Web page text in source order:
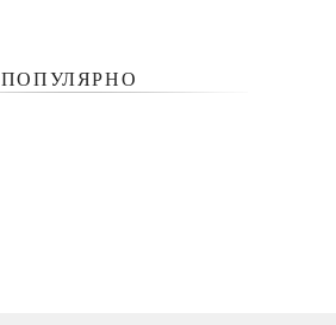
ПОПУЛЯРНО